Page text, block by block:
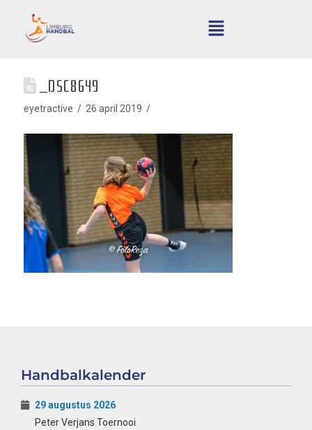
_DSC8649
eyetractive 26 april 2019
Handbalkalender
29 augustus 2026
Peter Verjans Toernooi